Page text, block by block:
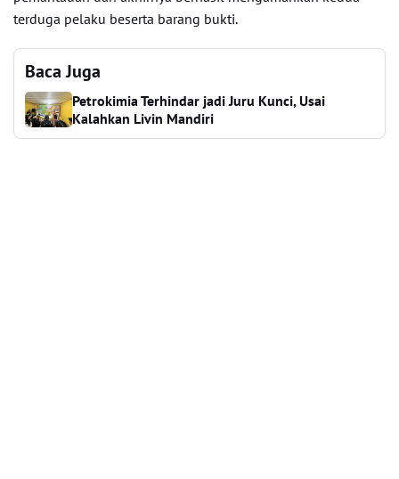
terduga pelaku beserta barang bukti.
Baca Juga
Petrokimia Terhindar jadi Juru Kunci, Usai
Kalahkan Livin Mandiri